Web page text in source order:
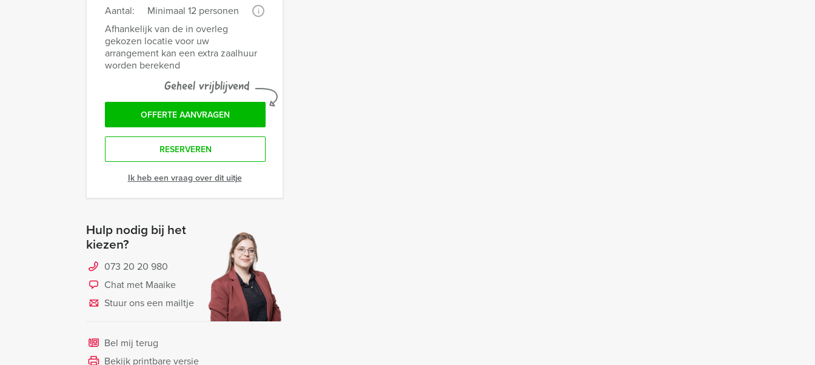
Aantal:
Minimaal 12 personen i
Afhankelijk van de in overleg
gekozen locatie voor uw
arrangement kan een extra zaalhuur
worden berekend
Geheel vrijblijvend
OFFERTE AANVRAGEN
RESERVEREN
Ik heb een vraag over dit uitje
Hulp nodig bij het
kiezen?
073 20 20 980
Chat met Maaike
Stuur ons een mailtje
Bel mij terug
Bekijk printbare versie